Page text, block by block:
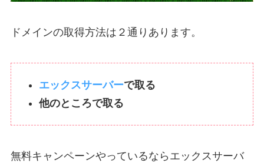
ドメインの取得方法は２通りあります。
エックスサーバーで取る
他のところで取る
無料キャンペーンやっているならエックスサーバ